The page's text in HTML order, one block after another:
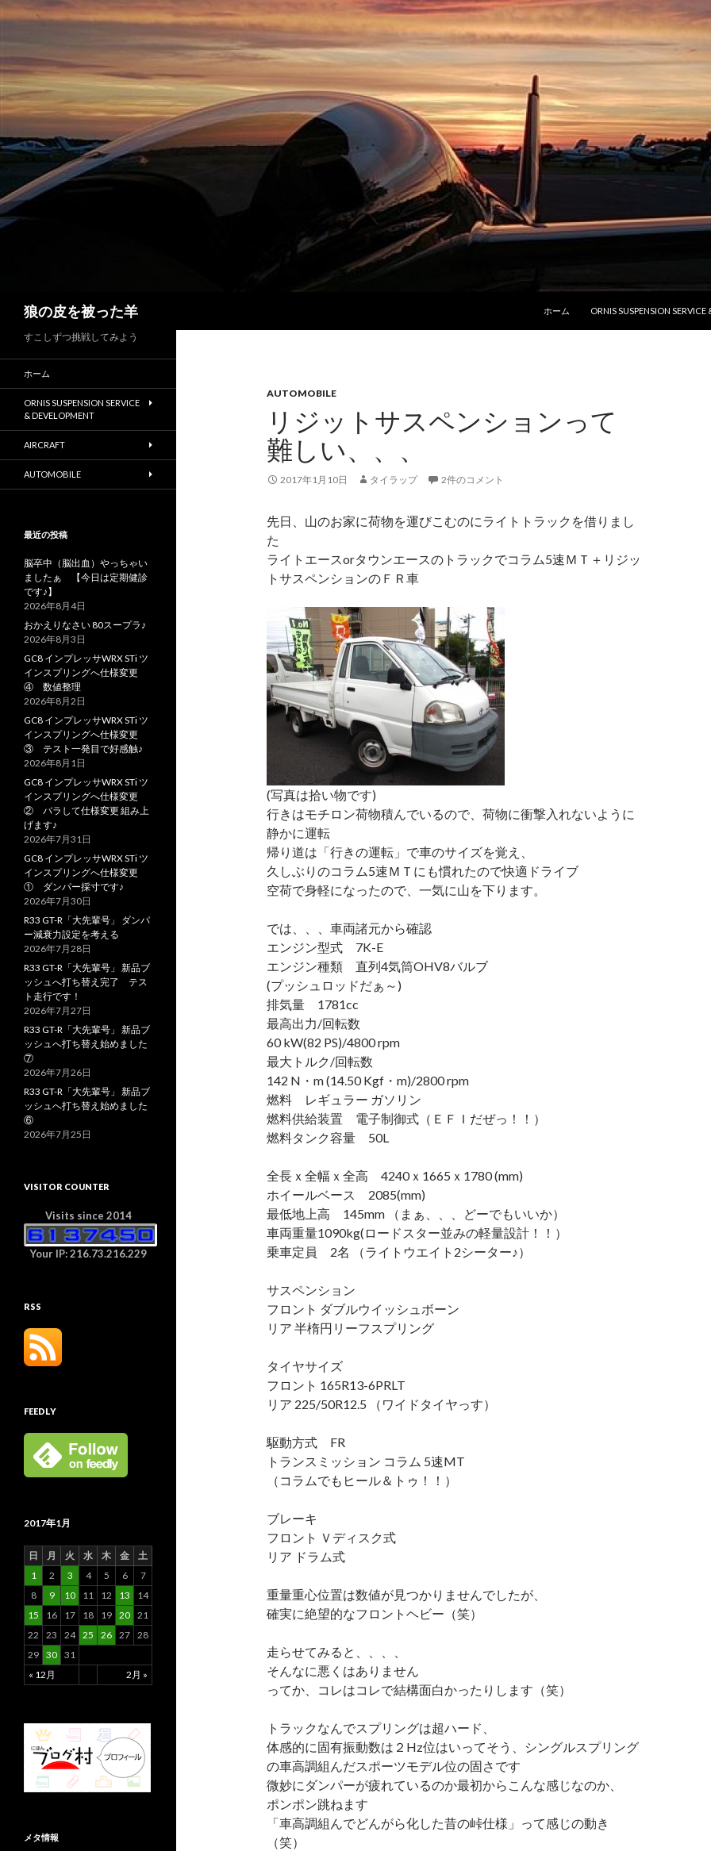
狼の皮を被った羊
ホーム
ORNIS SUSPENSION
AUTOMOBILE
リジットサスペンションって
難しい、、、
2017年1月10日 タイラップ 2件のコメント
先日、山のお家に荷物を運びこむのにライトトラックを借りまし
た
ライトエースorタウンエースのトラックでコラム5速ＭＴ＋リジッ
トサスペンションのＦＲ車
(写真は拾い物です)
行きはモチロン荷物積んでいるので、荷物に衝撃入れないように
静かに運転
帰り道は「行きの運転」で車のサイズを覚え、
久しぶりのコラム5速ＭＴにも慣れたので快適ドライブ
空荷で身軽になったので、一気に山を下ります。
では、、、車両諸元から確認
エンジン型式 7K-E
エンジン種類 直列4気筒OHV8バルブ
(プッシュロッドだぁ～)
排気量 1781cc
最高出力/回転数
60 kW(82 PS)/4800 rpm
最大トルク/回転数
142 N・m (14.50 Kgf・m)/2800 rpm
燃料 レギュラー ガソリン
燃料供給装置 電子制御式（ＥＦＩだぜっ！！）
燃料タンク容量 50L
全長ｘ全幅ｘ全高 4240ｘ1665ｘ1780 (mm)
ホイールベース 2085(mm)
最低地上高 145mm （まぁ、、、どーでもいいか）
車両重量1090kg(ロードスター並みの軽量設計！！）
乗車定員 2名 （ライトウエイト2シーター♪）
サスペンション
フロント ダブルウイッシュボーン
リア 半楕円リーフスプリング
タイヤサイズ
フロント 165R13-6PRLT
リア 225/50R12.5 （ワイドタイヤっす）
駆動方式 FR
トランスミッション コラム 5速MT
（コラムでもヒール＆トゥ！！）
ブレーキ
フロント Ｖディスク式
リア ドラム式
重量重心位置は数値が見つかりませんでしたが、
確実に絶望的なフロントヘビー（笑）
走らせてみると、、、、
そんなに悪くはありません
ってか、コレはコレで結構面白かったりします（笑）
トラックなんでスプリングは超ハード、
体感的に固有振動数は２Hz位はいってそう、シングルスプリング
の車高調組んだスポーツモデル位の固さです
微妙にダンパーが疲れているのか最初からこんな感じなのか、
ポンポン跳ねます
「車高調組んでどんがら化した昔の峠仕様」って感じの動き
（笑）
すこしずつ挑戦してみよう
ホーム
ORNIS SUSPENSION SERVICE
& DEVELOPMENT
AIRCRAFT
AUTOMOBILE
最近の投稿
脳卒中（脳出血）やっちゃい
ましたぁ 【今日は定期健診
です♪】
2026年8月4日
おかえりなさい 80スープラ♪
2026年8月3日
GC8 インプレッサWRX STi ツ
インスプリングへ仕様変更
④ 数値整理
2026年8月2日
GC8 インプレッサWRX STi ツ
インスプリングへ仕様変更
③ テスト一発目で好感触♪
2026年8月1日
GC8 インプレッサWRX STi ツ
インスプリングへ仕様変更
② バラして仕様変更 組み上
げます♪
2026年7月31日
GC8 インプレッサWRX STi ツ
インスプリングへ仕様変更
① ダンパー採寸です♪
2026年7月30日
R33 GT-R「大先輩号」 ダンパ
ー減衰力設定を考える
2026年7月28日
R33 GT-R「大先輩号」 新品ブ
ッシュへ打ち替え完了 テス
ト走行です！
2026年7月27日
R33 GT-R「大先輩号」 新品ブ
ッシュへ打ち替え始めました
⑦
2026年7月26日
R33 GT-R「大先輩号」 新品ブ
ッシュへ打ち替え始めました
⑥
2026年7月25日
VISITOR COUNTER
Visits since 2014
Your IP: 216.73.216.229
RSS
FEEDLY
2017年1月
日 月 火 水 木 金 土
« 12月 2月 »
1 2 3 4 5 6
7
8
9 10 11 12 13
14
15
16 17 18 19 20 21
22
23 24 25 26 27 28
29 30 31
メタ情報